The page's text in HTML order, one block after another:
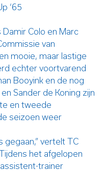
‘65
Colo en Marc
van
mooie, maar lastige
echter voortvarend
Booyink en de nog
Sander de Koning zijn
en tweede
seizoen weer
gegaan,” vertelt TC
het afgelopen
trainer